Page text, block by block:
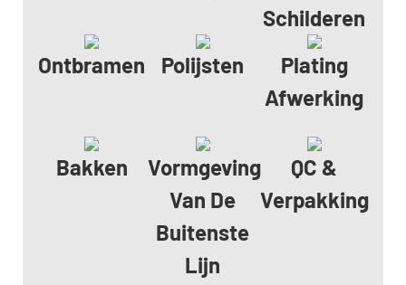
Schilderen
Ontbramen
Polijsten
Plating
Afwerking
Bakken
Vormgeving
Van De
Buitenste
Lijn
QC &
Verpakking